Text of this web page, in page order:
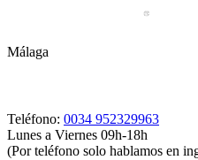
Málaga
Teléfono: 0034 952329963
Lunes a Viernes 09h-18h
(Por teléfono solo hablamos en